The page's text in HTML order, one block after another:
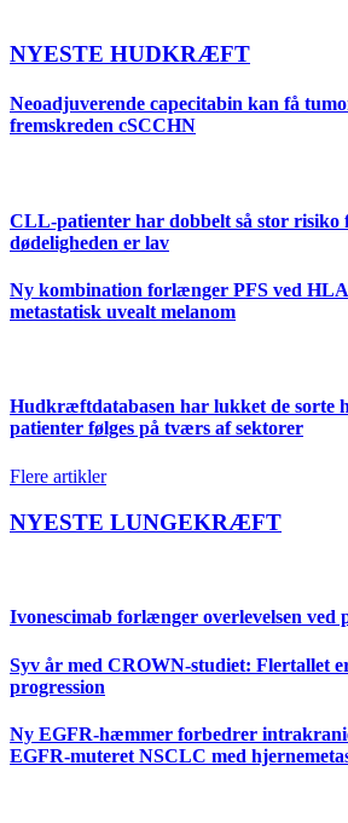
NYESTE HUDKRÆFT
Neoadjuverende capecitabin kan få
fremskreden cSCCHN
CLL-patienter har dobbelt så stor
dødeligheden er lav
Ny kombination forlænger PFS ved
metastatisk uvealt melanom
Hudkræftdatabasen har lukket de sorte
patienter følges på tværs af sektorer
Flere artikler
NYESTE LUNGEKRÆFT
Ivonescimab forlænger overlevelsen
Syv år med CROWN-studiet: Flertallet
progression
Ny EGFR-hæmmer forbedrer
EGFR-muteret NSCLC med